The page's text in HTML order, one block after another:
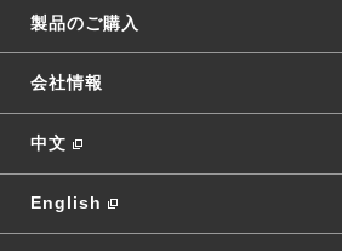
製品のご購入
会社情報
中文
English